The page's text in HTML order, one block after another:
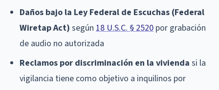
Daños bajo la Ley Federal de Escuchas (Federal
Wiretap Act) según 18 U.S.C. § 2520 por grabación
de audio no autorizada
Reclamos por discriminación en la vivienda si la
vigilancia tiene como objetivo a inquilinos por